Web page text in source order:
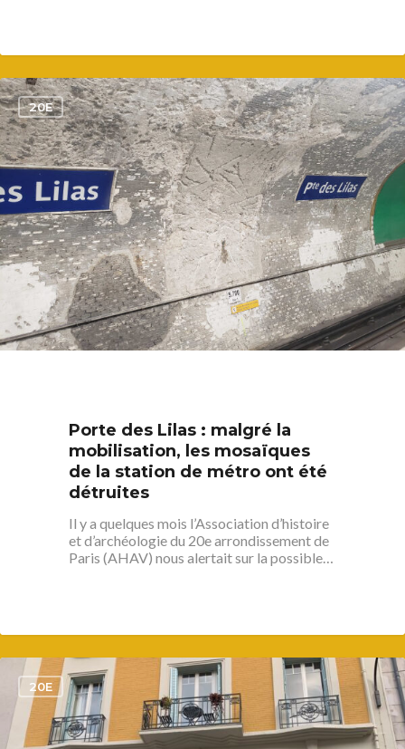
20E
Porte des Lilas : malgré la
mobilisation, les mosaïques
de la station de métro ont été
détruites
Il y a quelques mois l’Association d’histoire
et d’archéologie du 20e arrondissement de
Paris (AHAV) nous alertait sur la possible…
1
20E
1